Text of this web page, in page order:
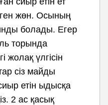
жөн. Осының
болады. Егер
торында
жолақ үлгісін
сіз майды
етін ыдысқа
2 ас қасық